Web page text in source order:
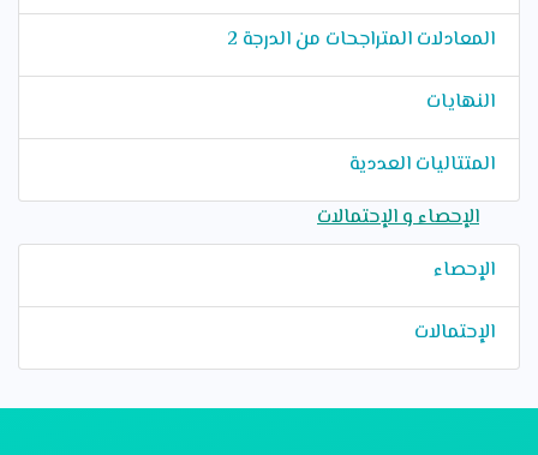
المعادلات المتراجحات من الدرجة 2
النهايات
المتتاليات العددية
الإحصاء و الإحتمالات
الإحصاء
الإحتمالات